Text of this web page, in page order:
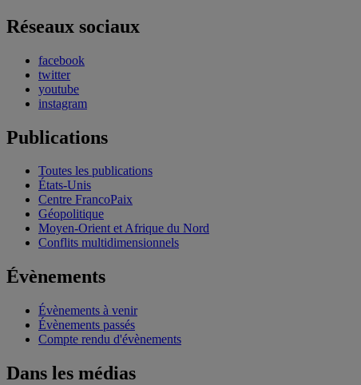
Réseaux sociaux
facebook
twitter
youtube
instagram
Publications
Toutes les publications
États-Unis
Centre FrancoPaix
Géopolitique
Moyen-Orient et Afrique du Nord
Conflits multidimensionnels
Évènements
Évènements à venir
Évènements passés
Compte rendu d'évènements
Dans les médias